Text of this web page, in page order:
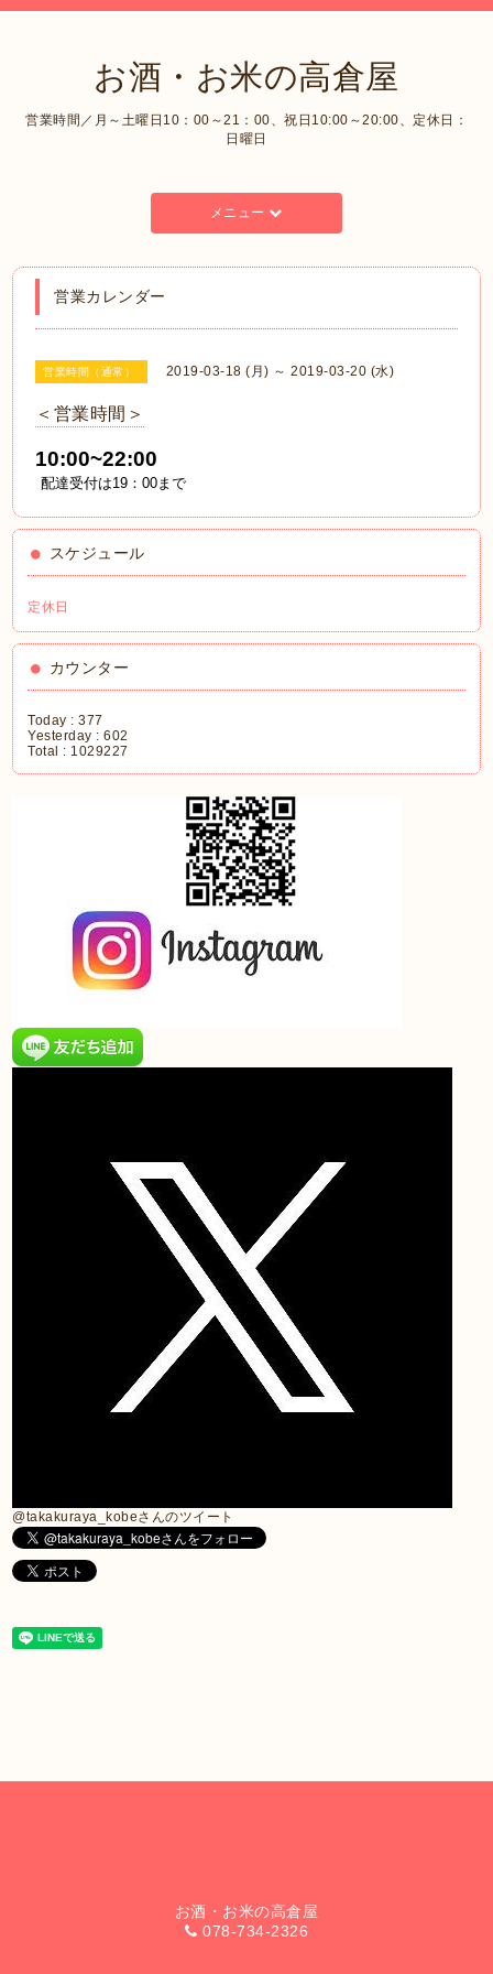
お酒・お米の高倉屋
営業時間／月～土曜日10：00～21：00、祝日10:00～20:00、定休日：
日曜日
メニュー
営業カレンダー
営業時間（通常） 2019-03-18 (月) ～ 2019-03-20 (水)
＜営業時間＞
10:00~22:00
配達受付は19：00まで
スケジュール
定休日
カウンター
Today :377
Yesterday :602
Total : 1029227
@takakuraya_kobeさんのツイート
お酒・お米の高倉屋
078-734-2326